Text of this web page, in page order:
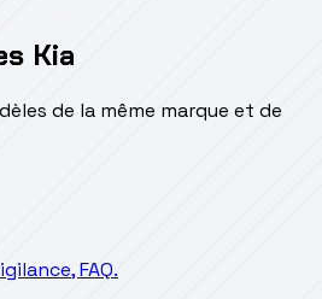
Kia
de la même marque et de
FAQ.